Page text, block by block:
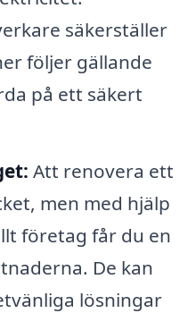
säkerställer
följer gällande
på ett säkert
Att renovera ett
men med hjälp
företag får du en
De kan
lösningar